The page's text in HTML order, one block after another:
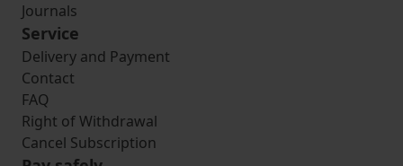
Journals
Service
Delivery and Payment
Contact
FAQ
Right of Withdrawal
Cancel Subscription